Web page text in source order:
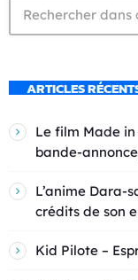
ARTICLES
Le film Made in
bande-
L’anime Dara-
crédits de son
Kid Pilote –